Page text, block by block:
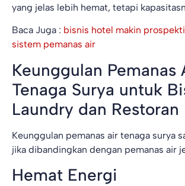
yang jelas lebih hemat, tetapi
Baca Juga : bisnis hotel makin
sistem pemanas air
Keunggulan Pemanas
Tenaga Surya untuk
Laundry dan Restoran
Keunggulan pemanas air tenaga surya
jika dibandingkan dengan pemanas air
Hemat Energi